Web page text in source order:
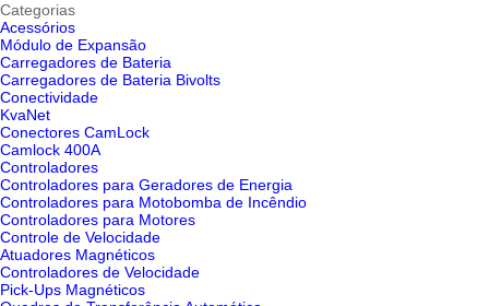
Categorias
Acessórios
Módulo de Expansão
Carregadores de Bateria
Carregadores de Bateria Bivolts
Conectividade
KvaNet
Conectores CamLock
Camlock 400A
Controladores
Controladores para Geradores de Energia
Controladores para Motobomba de Incêndio
Controladores para Motores
Controle de Velocidade
Atuadores Magnéticos
Controladores de Velocidade
Pick-Ups Magnéticos